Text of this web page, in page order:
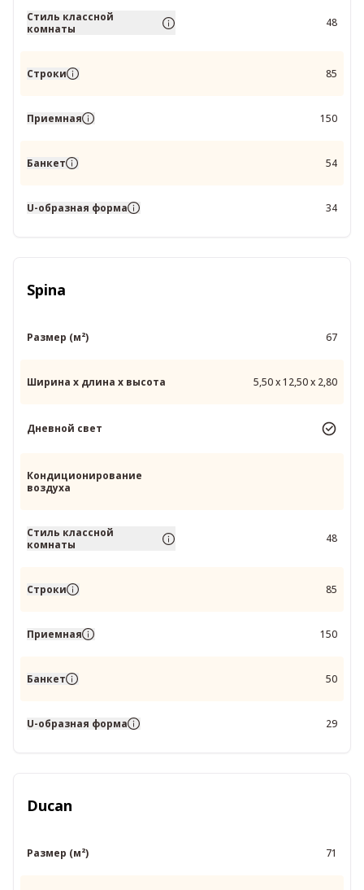
Стиль классной
комнаты
48
Строки 85
Приемная 150
Банкет 54
U-образная форма 34
Spina
Размер (м²) 67
Ширина x длина x высота 5,50 x 12,50 x 2,80
Дневной свет
Кондиционирование
воздуха
Стиль классной
комнаты
48
Строки 85
Приемная 150
Банкет 50
U-образная форма 29
Ducan
Размер (м²) 71